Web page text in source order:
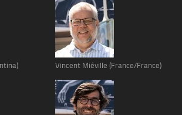
Vincent Miéville (France/France)